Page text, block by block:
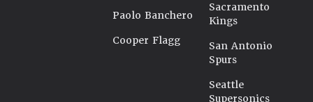
Paolo Banchero
Cooper Flagg
Sacramento
Kings
San Antonio
Spurs
Seattle
Supersonics